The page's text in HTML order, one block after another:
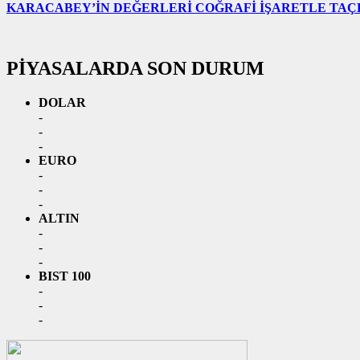
KARACABEY’İN DEĞERLERİ COĞRAFİ İŞARETLE
PİYASALARDA SON DURUM
DOLAR
-
-
-
EURO
-
-
-
ALTIN
-
-
-
BIST 100
-
-
-